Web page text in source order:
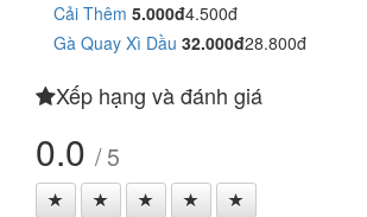
Cải Thêm 5.000đ4.500đ
Gà Quay Xì Dầu 32.000đ28.800đ
Xếp hạng và đánh giá
0.0 / 5